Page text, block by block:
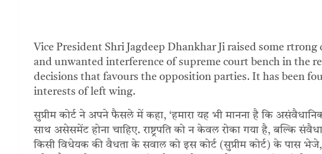
Vice President Shri Jagdeep Dhankhar Ji raised some
and unwanted interference of supreme court bench in the
decisions that favours the opposition parties. It has been
interests of left wing.
सुप्रीम कोर्ट ने अपने फैसले में कहा, ‘हमारा यह भी मानना ​​है कि
साथ असेसमेंट होना चाहिए. राष्ट्रपति को न केवल रोका गया है, बल्कि
किसी विधेयक की वैधता के सवाल को इस कोर्ट (सुप्रीम कोर्ट) के पास